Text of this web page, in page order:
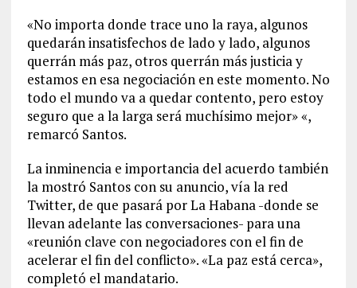
«No importa donde trace uno la raya, algunos
quedarán insatisfechos de lado y lado, algunos
querrán más paz, otros querrán más justicia y
estamos en esa negociación en este momento. No
todo el mundo va a quedar contento, pero estoy
seguro que a la larga será muchísimo mejor» «,
remarcó Santos.
La inminencia e importancia del acuerdo también
la mostró Santos con su anuncio, vía la red
Twitter, de que pasará por La Habana -donde se
llevan adelante las conversaciones- para una
«reunión clave con negociadores con el fin de
acelerar el fin del conflicto». «La paz está cerca»,
completó el mandatario.